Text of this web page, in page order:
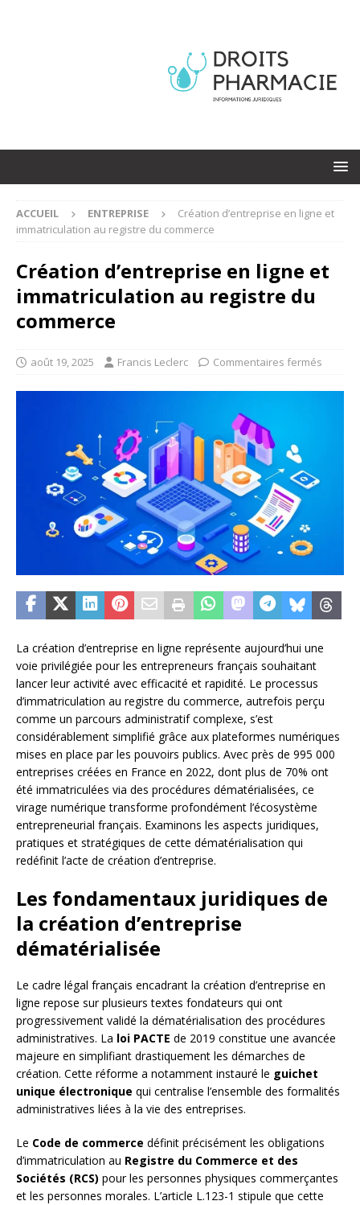
ACCUEIL ENTREPRISE
Création d’entreprise en ligne et
immatriculation au registre du commerce
Création d’entreprise en ligne et
immatriculation au registre du
commerce
août 19, 2025 Francis Leclerc Commentaires fermés
La création d’entreprise en ligne représente aujourd’hui une
voie privilégiée pour les entrepreneurs français souhaitant
lancer leur activité avec efficacité et rapidité. Le processus
d’immatriculation au registre du commerce, autrefois perçu
comme un parcours administratif complexe, s’est
considérablement simplifié grâce aux plateformes numériques
mises en place par les pouvoirs publics. Avec près de 995 000
entreprises créées en France en 2022, dont plus de 70% ont
été immatriculées via des procédures dématérialisées, ce
virage numérique transforme profondément l’écosystème
entrepreneurial français. Examinons les aspects juridiques,
pratiques et stratégiques de cette dématérialisation qui
redéfinit l’acte de création d’entreprise.
Les fondamentaux juridiques de
la création d’entreprise
dématérialisée
Le cadre légal français encadrant la création d’entreprise en
ligne repose sur plusieurs textes fondateurs qui ont
progressivement validé la dématérialisation des procédures
administratives. La loi PACTE de 2019 constitue une avancée
majeure en simplifiant drastiquement les démarches de
création. Cette réforme a notamment instauré le guichet
unique électronique qui centralise l’ensemble des formalités
administratives liées à la vie des entreprises.
Le Code de commerce définit précisément les obligations
d’immatriculation au Registre du Commerce et des
Sociétés (RCS) pour les personnes physiques commerçantes
et les personnes morales. L’article L.123-1 stipule que cette